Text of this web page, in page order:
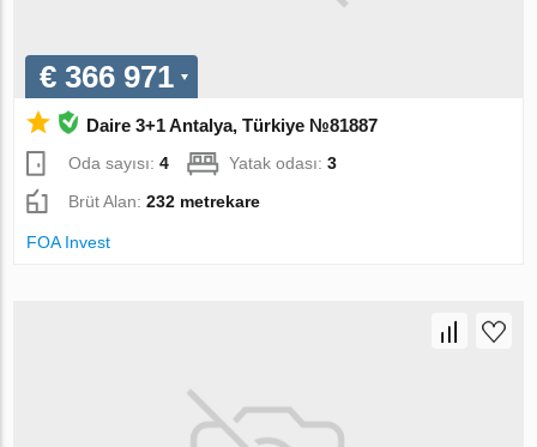
€ 366 971
Daire 3+1 Antalya, Türkiye №81887
Oda sayısı:4 Yatak odası:3
Brüt Alan:232 metrekare
FOA Invest